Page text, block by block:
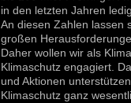
in den letzten Jahren
An diesen Zahlen lassen
großen
Daher wollen wir als
Klimaschutz engagiert.
und Aktionen
Klimaschutz ganz